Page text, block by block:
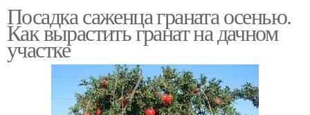
Посадка саженца граната осенью.
Как вырастить гранат на дачном
участке